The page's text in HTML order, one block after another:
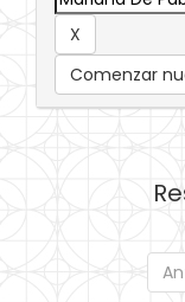
Comenzar